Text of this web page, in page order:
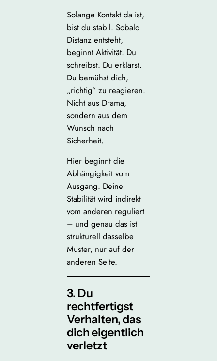
Solange Kontakt da ist,
bist du stabil. Sobald
Distanz entsteht,
beginnt Aktivität. Du
schreibst. Du erklärst.
Du bemühst dich,
„richtig“ zu reagieren.
Nicht aus Drama,
sondern aus dem
Wunsch nach
Sicherheit.
Hier beginnt die
Abhängigkeit vom
Ausgang. Deine
Stabilität wird indirekt
vom anderen reguliert
– und genau das ist
strukturell dasselbe
Muster, nur auf der
anderen Seite.
3. Du
rechtfertigst
Verhalten, das
dich eigentlich
verletzt